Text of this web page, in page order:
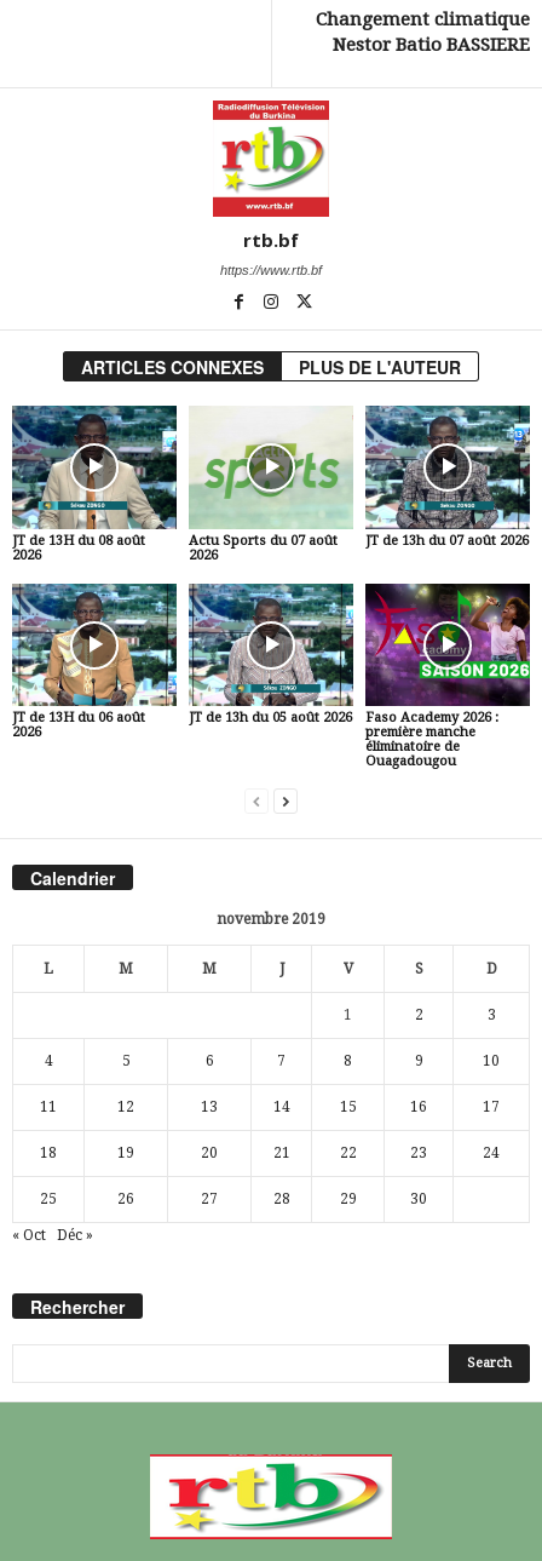
Changement climatique
Nestor Batio BASSIERE
rtb.bf
https://www.rtb.bf
ARTICLES CONNEXES PLUS DE L'AUTEUR
JT de 13H du 08 août
2026
Actu Sports du 07 août
2026
JT de 13h du 07 août 2026
JT de 13H du 06 août
2026
JT de 13h du 05 août 2026
Faso Academy 2026 :
première manche
éliminatoire de
Ouagadougou
Calendrier
novembre 2019
L M M J V S D
1 2 3
4 5 6 7 8 9 10
11 12 13 14 15 16 17
18 19 20 21 22 23 24
25 26 27 28 29 30
« Oct Déc »
Rechercher